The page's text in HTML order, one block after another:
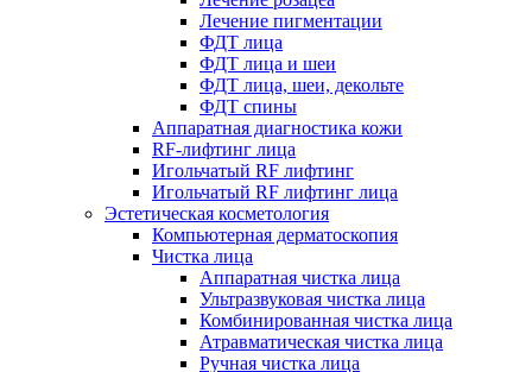
Лечение пигментации
ФДТ лица
ФДТ лица и шеи
ФДТ лица, шеи, декольте
ФДТ спины
Аппаратная диагностика кожи
RF-лифтинг лица
Игольчатый RF лифтинг
Игольчатый RF лифтинг лица
Эстетическая косметология
Компьютерная дерматоскопия
Чистка лица
Аппаратная чистка лица
Ультразвуковая чистка лица
Комбинированная чистка лица
Атравматическая чистка лица
Ручная чистка лица